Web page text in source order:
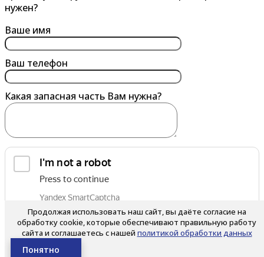
Волгоград
Волгодонск
Волжский
Вологда
Воскресенск
Воткинск
Выборг
Вязьма
Губкин
нужен?
Ваше имя
Ваш телефон
Какая запасная часть Вам нужна?
Я согласен наобработку персональных данных
Нажимая на кнопку, вы соглашаетесь с условиями
Продолжая использовать наш сайт, вы даёте согласие на
обработку cookie, которые обеспечивают правильную работу
сайта и соглашаетесь с нашей политикой обработки данных
Понятно